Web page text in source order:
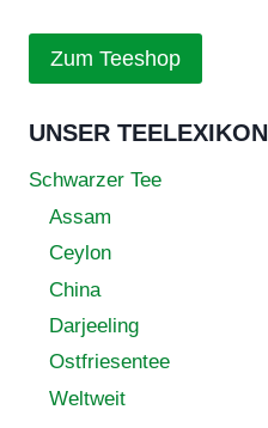
Zum Teeshop
UNSER TEELEXIKON
Schwarzer Tee
Assam
Ceylon
China
Darjeeling
Ostfriesentee
Weltweit